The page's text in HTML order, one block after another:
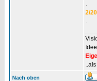
.
2/
.
Nach oben